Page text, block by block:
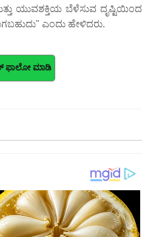
ಯುವಶಕ್ತಿಯ ಬೆಳೆಸುವ ದೃಷ್ಟಿಯಿಂದ
ಎಂದು ಹೇಳಿದರು.
ಫಾಲೋ ಮಾಡಿ